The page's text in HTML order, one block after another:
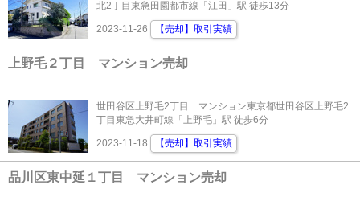
北2丁目東急田園都市線「江田」駅 徒歩13分
2023-11-26 【売却】取引実績
上野毛２丁目 マンション売却
世田谷区上野毛2丁目 マンション東京都世田谷区上野毛2
丁目東急大井町線「上野毛」駅 徒歩6分
2023-11-18 【売却】取引実績
品川区東中延１丁目 マンション売却